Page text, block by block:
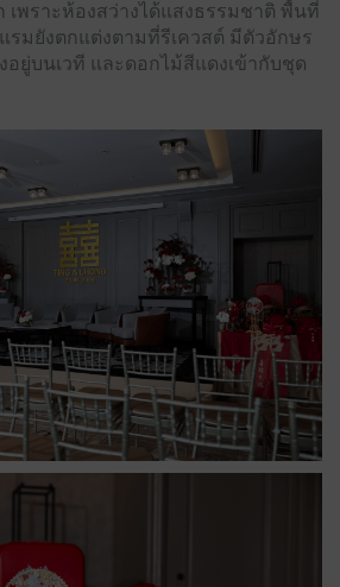
เพราะห้องสว่างได้แสงธรรมชาติ พื้นที่
รมยังตกแต่งตามที่รีเควสต์ มีตัวอักษร
ยู่บนเวที และดอกไม้สีแดงเข้ากับชุด